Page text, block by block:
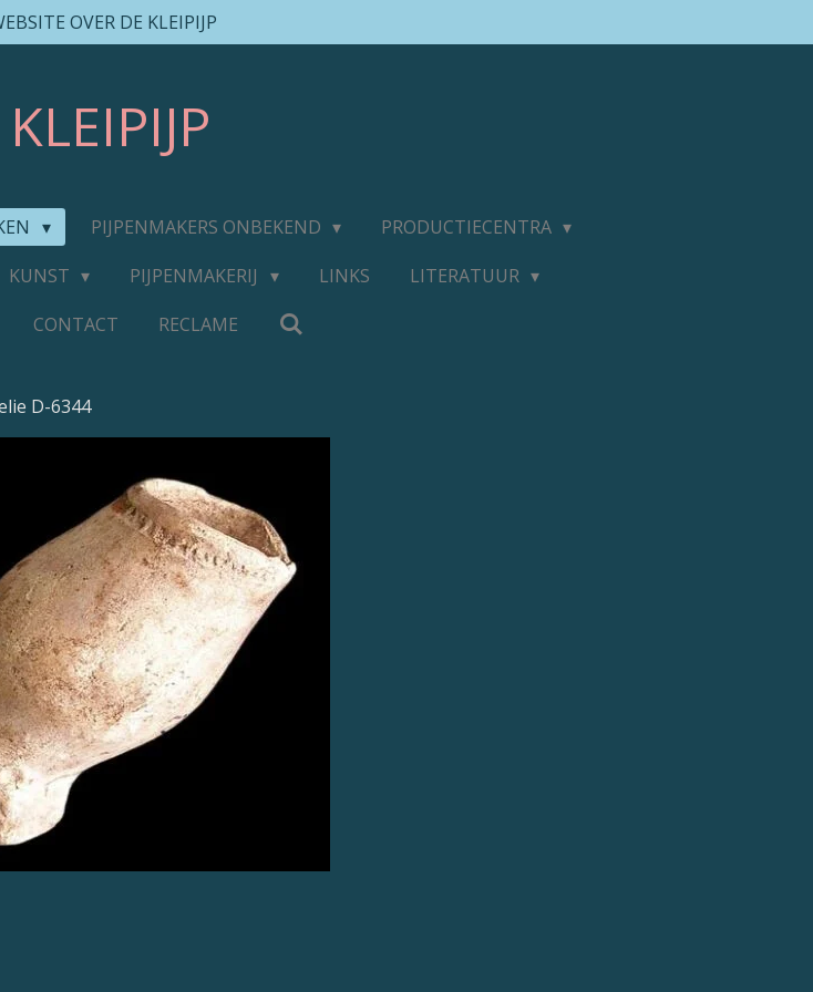
OVER DE KLEIPIJP
KLEIPIJP
PIJPENMAKERS ONBEKEND
PRODUCTIECENTRA
KUNST PIJPENMAKERIJ LINKS
LITERATUUR
CONTACT RECLAME
D-6344